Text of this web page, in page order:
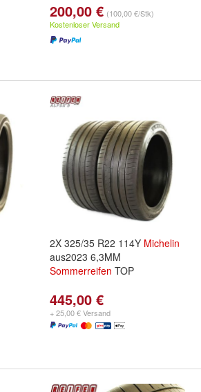
200,00 € (100,00 €/Stk)
Kostenloser Versand
2X 325/35 R22 114Y Michelin
aus2023 6,3MM
Sommerreifen TOP
445,00 €
+ 25,00 € Versand